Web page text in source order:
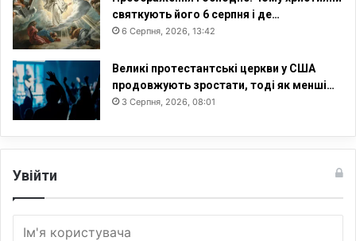
святкують його 6 серпня і де…
6 Серпня, 2026, 13:42
Великі протестантські церкви у США
продовжують зростати, тоді як менші…
3 Серпня, 2026, 08:01
Увійти